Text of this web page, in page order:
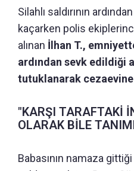
Silahlı saldırının
kaçarken polis
alınan İlhan T.,
ardından sevk edildiği
tutuklanarak
"KARŞI TARAFTAKİ
OLARAK BİLE
Babasının namaza